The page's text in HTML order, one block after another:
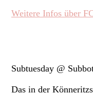
Weitere Infos über
Subtuesday @
Das in der